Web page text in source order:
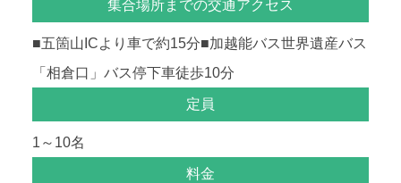
集合場所までの交通アクセス
■五箇山ICより車で約15分■加越能バス世界遺産バス
「相倉口」バス停下車徒歩10分
定員
1～10名
料金